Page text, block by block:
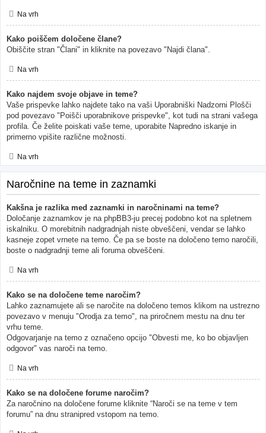
Na vrh
Kako poiščem določene člane?
Obiščite stran "Člani" in kliknite na povezavo "Najdi člana".
Na vrh
Kako najdem svoje objave in teme?
Vaše prispevke lahko najdete tako na vaši Uporabniški Nadzorni Plošči
pod povezavo "Poišči uporabnikove prispevke", kot tudi na strani vašega
profila. Če želite poiskati vaše teme, uporabite Napredno iskanje in
primerno vpišite različne možnosti.
Na vrh
Naročnine na teme in zaznamki
Kakšna je razlika med zaznamki in naročninami na teme?
Določanje zaznamkov je na phpBB3-ju precej podobno kot na spletnem
iskalniku. O morebitnih nadgradnjah niste obveščeni, vendar se lahko
kasneje zopet vrnete na temo. Če pa se boste na določeno temo naročili,
boste o nadgradnji teme ali foruma obveščeni.
Na vrh
Kako se na določene teme naročim?
Lahko zaznamujete ali se naročite na določeno temos klikom na ustrezno
povezavo v menuju "Orodja za temo", na priročnem mestu na dnu ter
vrhu teme.
Odgovarjanje na temo z označeno opcijo "Obvesti me, ko bo objavljen
odgovor" vas naroči na temo.
Na vrh
Kako se na določene forume naročim?
Za naročnino na določene forume kliknite “Naroči se na teme v tem
forumu” na dnu stranipred vstopom na temo.